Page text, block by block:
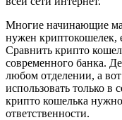
Многие начинающие
нужен криптокошелек,
Сравнить крипто
современного банка.
любом отделении, а
использовать только в
крипто кошелька
ответственности.